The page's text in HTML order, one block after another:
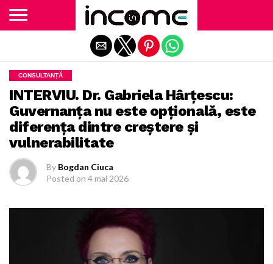
CONSULTANȚĂ
INTERVIU. Dr. Gabriela Hârțescu:
Guvernanța nu este opțională, este
diferența dintre creștere și
vulnerabilitate
By Bogdan Ciuca
Posted on 4 mai 2026
Exit mobile version